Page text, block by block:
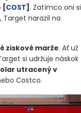
[COST] . Zatímco oni si
narazil na
ziskové marže. Ať už
si udržuje náskok
utracený v
Costco.